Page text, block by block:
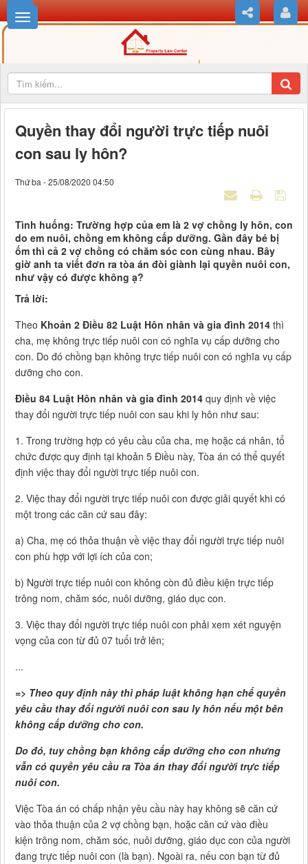
Quyền thay đổi người trực tiếp nuôi
con sau ly hôn?
Thứ ba - 25/08/2020 04:50
Tình huống: Trường hợp của em là 2 vợ chồng ly hôn, con
do em nuôi, chồng em không cấp dưỡng. Gần đây bé bị
ốm thì cả 2 vợ chồng có chăm sóc con cùng nhau. Bây
giờ anh ta viết đơn ra tòa án đòi giành lại quyền nuôi con,
như vậy có được không ạ?
Trả lời:
Theo Khoản 2 Điều 82 Luật Hôn nhân và gia đình 2014 thì
cha, mẹ không trực tiếp nuôi con có nghĩa vụ cấp dưỡng cho
con. Do đó chồng bạn không trực tiếp nuôi con có nghĩa vụ cấp
dưỡng cho con.
Điều 84 Luật Hôn nhân và gia đình 2014 quy định về việc
thay đổi người trực tiếp nuôi con sau khi ly hôn như sau:
1. Trong trường hợp có yêu cầu của cha, mẹ hoặc cá nhân, tổ
chức được quy định tại khoản 5 Điều này, Tòa án có thể quyết
định việc thay đổi người trực tiếp nuôi con.
2. Việc thay đổi người trực tiếp nuôi con được giải quyết khi có
một trong các căn cứ sau đây:
a) Cha, mẹ có thỏa thuận về việc thay đổi người trực tiếp nuôi
con phù hợp với lợi ích của con;
b) Người trực tiếp nuôi con không còn đủ điều kiện trực tiếp
trông nom, chăm sóc, nuôi dưỡng, giáo dục con.
3. Việc thay đổi người trực tiếp nuôi con phải xem xét nguyện
vọng của con từ đủ 07 tuổi trở lên;
...
=> Theo quy định này thì pháp luật không hạn chế quyền
yêu cầu thay đổi người nuôi con sau ly hôn nếu một bên
không cấp dưỡng cho con.
Do đó, tuy chồng bạn không cấp dưỡng cho con nhưng
vẫn có quyền yêu cầu ra Tòa án thay đổi người trực tiếp
nuôi con.
Việc Tòa án có chấp nhận yêu cầu này hay không sẽ căn cứ
vào thỏa thuận của 2 vợ chồng bạn, hoặc căn cứ vào điều
kiện trông nom, chăm sóc, nuôi dưỡng, giáo dục con của người
đang trực tiếp nuôi con (là bạn). Ngoài ra, nếu con bạn từ đủ